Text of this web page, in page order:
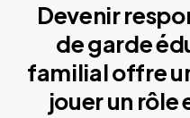
Devenir
de garde
familial offre
jouer un rôle